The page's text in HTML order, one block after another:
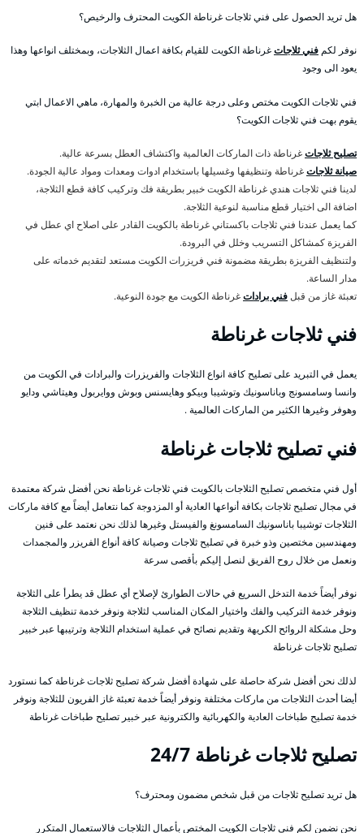
هل تريد الحصول على فني ثلاجات غرناطة الكويت المحترف والرخيص؟
نوفر لكم فني ثلاجاتغرناطة الكويت للقيام بكافة اعمال الثلاجات، وبمختلف انواعها وهذا
يعود الى وجود
فني ثلاجات الكويت مختص وعلى درجة عالية من الخبرة والمهارة، ماهي الاعمال ابتي
يقوم بهت فني ثلاجات الكويت؟
تصليح ثلاجاتغرناطة ذات الماركات العالمية واكتشاف العطل بسرعة عالية.
صيانة ثلاجاتغرناطة وتنظيفها وغسيلها باستخدام ادوات ومعدات ومواد عالية الجودة.
لدينا فني ثلاجات هندي غرناطة الكويت خبير بطريقة فك وتركيب كافة قطع الثلاجة،
اضافة الى اختيار قطع مناسبة لنوعية الثلاجة.
كما يعمل عندنا فني ثلاجات باكستاني غرناطة بالكويت القادر على اصلاح اي عطل في
الفريزة كمشاكل التسريب وخلل في البرودة.
ولتنظيف الفريزة بطريقة مضمونة فني فريزرات الكويت مستعد لتقديم خدماته على
مدار الساعة.
تعبئة غاز من قبلفني براداتغرناطة الكويت مع جودة النوعية.
فني ثلاجات غرناطة
يعمل في التبريد على تصليح كافة انواع الثلاجات والفريزرات والبرادات في الكويت من
وانسا وسامسونج وباناسونيك وتوشيبا وبيكو وهايسنس وبوش ووايربول وهيتاشي ودايو
وهوفر وغيرها الكثير من الماركات العالمية .
فني تصليح ثلاجات غرناطة
أول فني متخصص تصليح الثلاجات بالكويت فني ثلاجات غرناطة نحن أفضل شركة معتمدة
في مجال تصليح ثلاجات بكافة أنواعها العادية أو المزدوجة كما نتعامل أيضاً مع كافة ماركات
الثلاجات توشيبا باناسونيك السامسونغ والفيستل وغيرها لذلك نحن نعتمد على فنين
ومهندسين مختصين وذو خبرة في تصليح ثلاجات وصيانة كافة أنواع الفريزر والمجمدات
ونعمل من خلال روح الفريق لنصل إليكم بأقصى سرعة
نوفر أيضاً خدمة التدخل السريع في حالات الطوارئ لإصلاح أي عطل قد يطرأ على الثلاجة
ونوفر خدمة التركيب والفك واختيار المكان المناسب لثلاجة ونوفر خدمة تنظيف الثلاجة
وحل مشكلة الروائح الكريهة وتقديم نصائح في عملية استخدام الثلاجة وترتيبها عبر خبير
تصليح ثلاجات غرناطة
لذلك نحن أفضل شركة حاصلة على شهادة أفضل شركة تصليح ثلاجات غرناطة كما نستورد
أيضا أحدث الثلاجات من ماركات مختلفة ونوفر أيضاً خدمة تعبئة غاز الفريون للثلاجة ونوفر
خدمة تصليح طباخات العادية والكهربائية والكترونية عبر خبير تصليح طباخات غرناطة
تصليح ثلاجات غرناطة 24/7
هل تريد تصليح ثلاجات من قبل شخص مضمون ومحترف؟
نحن نضمن لكم فني ثلاجات الكويت المختص بأعمال الثلاجات فالاستعمال المتكرر